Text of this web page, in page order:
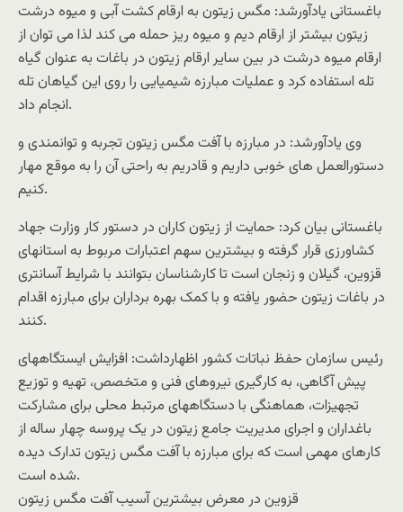
باغستانی یادآورشد: مگس زیتون به ارقام کشت آبی و میوه درشت
زیتون بیشتر از ارقام دیم و میوه ریز حمله می­ کند لذا می­ توان از
ارقام میوه درشت در بین سایر ارقام زیتون در باغات به عنوان گیاه
تله استفاده کرد و عملیات مبارزه شیمیایی را روی این گیاهان تله
انجام داد.
وی یادآورشد: در مبارزه با آفت مگس زیتون تجربه و توانمندی و
دستورالعمل های خوبی داریم و قادریم به راحتی آن را به موقع مهار
کنیم.
باغستانی بیان کرد: حمایت از زیتون کاران در دستور کار وزارت جهاد
کشاورزی قرار گرفته و بیشترین سهم اعتبارات مربوط به استانهای
قزوین، گیلان و زنجان است تا کارشناسان بتوانند با شرایط آسانتری
در باغات زیتون حضور یافته و با کمک بهره برداران برای مبارزه اقدام
کنند.
رئیس سازمان حفظ نباتات کشور اظهارداشت: افزایش ایستگاههای
پیش آگاهی، به کارگیری نیروهای فنی و متخصص، تهیه و توزیع
تجهیزات، هماهنگی با دستگاههای مرتبط محلی برای مشارکت
باغداران و اجرای مدیریت جامع زیتون در یک پروسه چهار ساله از
کارهای مهمی است که برای مبارزه با آفت مگس زیتون تدارک دیده
شده است.
قزوین در معرض بیشترین آسیب آفت مگس زیتون